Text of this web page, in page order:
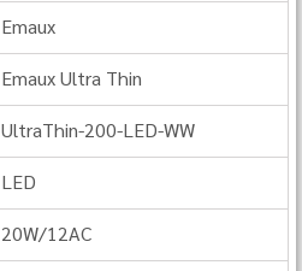
Emaux
Emaux Ultra Thin
UltraThin‐200‐LED‐WW
LED
20W/12AC